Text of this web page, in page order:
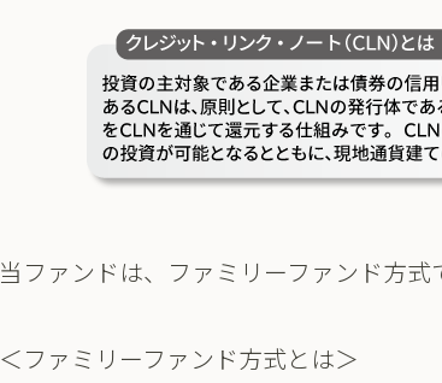
当ファンドは、ファミリーファンド方式
＜ファミリーファンド方式とは＞